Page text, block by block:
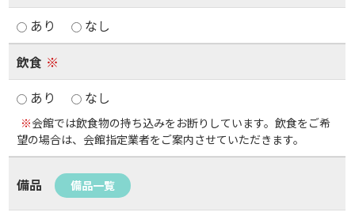
あり
なし
飲食 ※
あり
なし
※会館では飲食物の持ち込みをお断りしています。飲食をご希
望の場合は、会館指定業者をご案内させていただきます。
備品 備品一覧